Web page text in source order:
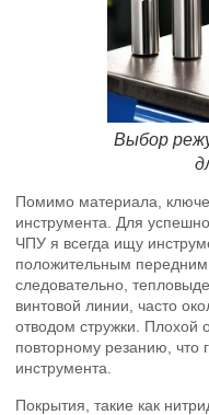
Выбор
Помимо материала,
инструмента. Для
ЧПУ я всегда ищу
положительным
следовательно,
винтовой линии, часто
отводом стружки. Плохой
повторному резанию, что
инструмента.
Покрытия, такие как